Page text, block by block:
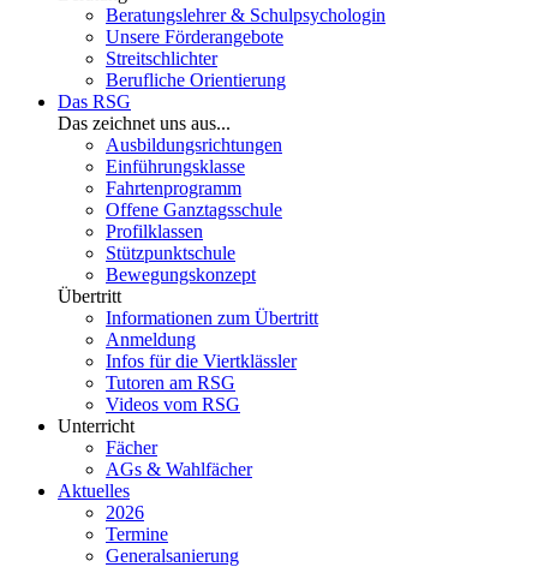
Beratungslehrer & Schulpsychologin
Unsere Förderangebote
Streitschlichter
Berufliche Orientierung
Das RSG
Das zeichnet uns aus...
Ausbildungsrichtungen
Einführungsklasse
Fahrtenprogramm
Offene Ganztagsschule
Profilklassen
Stützpunktschule
Bewegungskonzept
Übertritt
Informationen zum Übertritt
Anmeldung
Infos für die Viertklässler
Tutoren am RSG
Videos vom RSG
Unterricht
Fächer
AGs & Wahlfächer
Aktuelles
2026
Termine
Generalsanierung